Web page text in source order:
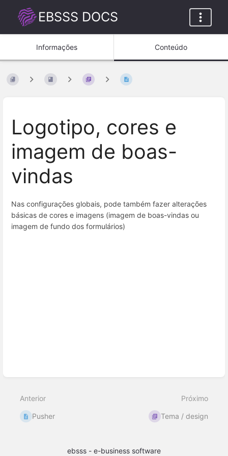
EBSSS DOCS
Informações Conteúdo
Logotipo, cores e
imagem de boas-
vindas
Nas configurações globais, pode também fazer alterações
básicas de cores e imagens (imagem de boas-vindas ou
imagem de fundo dos formulários)
Anterior
Pusher
Próximo
Tema / design
ebsss - e-business software